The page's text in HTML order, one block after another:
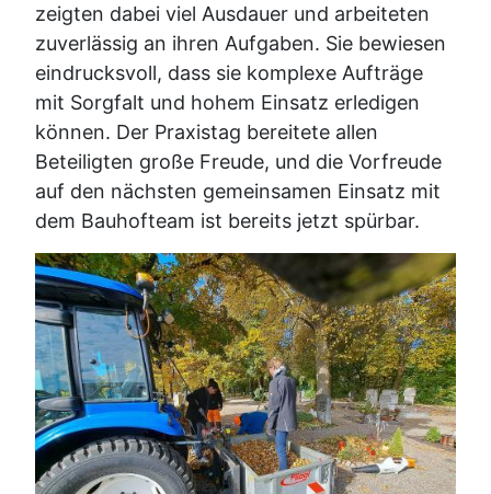
zeigten dabei viel Ausdauer und arbeiteten
zuverlässig an ihren Aufgaben. Sie bewiesen
eindrucksvoll, dass sie komplexe Aufträge
mit Sorgfalt und hohem Einsatz erledigen
können. Der Praxistag bereitete allen
Beteiligten große Freude, und die Vorfreude
auf den nächsten gemeinsamen Einsatz mit
dem Bauhofteam ist bereits jetzt spürbar.